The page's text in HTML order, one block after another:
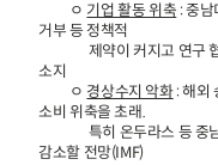
ㅇ 기업 활동 위축 : 중
거부 등 정책적
제약이 커지고 연구
소지
ㅇ 경상수지 악화: 해외
소비 위축을 초래.
특히 온두라스 등 중
감소할 전망(IMF)